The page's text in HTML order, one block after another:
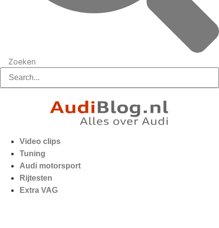
Zoeken
Video clips
Tuning
Audi motorsport
Rijtesten
Extra VAG